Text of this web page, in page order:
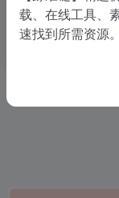
载、在线工具、
速找到所需资源。